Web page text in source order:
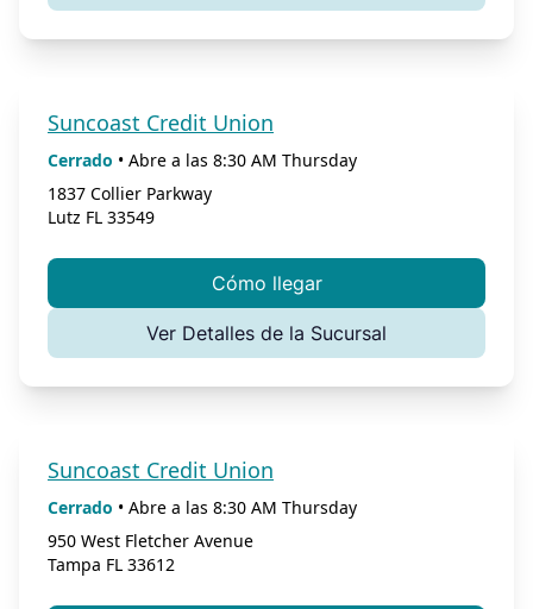
Suncoast Credit Union
Cerrado • Abre a las 8:30 AM Thursday
1837 Collier Parkway
Lutz FL 33549
Cómo llegar
Ver Detalles de la Sucursal
Suncoast Credit Union
Cerrado • Abre a las 8:30 AM Thursday
950 West Fletcher Avenue
Tampa FL 33612